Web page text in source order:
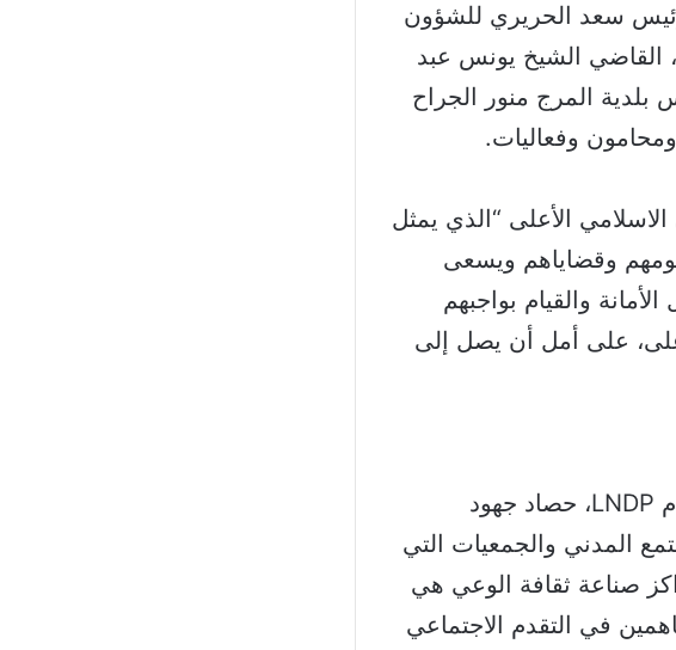
سعد الحريري للشؤون
القاضي الشيخ يونس عبد
المرج منور الجراح
وفعاليات.
الأعلى “الذي يمثل
وقضاياهم ويسعى
والقيام بواجبهم
على أمل أن يصل إلى
ثم تحدث طعيمي فقال:” الشبكة اللبنانية للتنمية والسلام LNDP، حصاد جهود
المدني والجمعيات التي
صناعة ثقافة الوعي هي
في التقدم الاجتماعي